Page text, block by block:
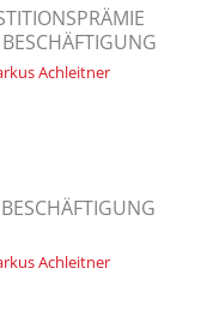
Achleitner
Achleitner